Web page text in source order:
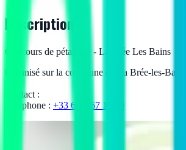
Description
Concours de pétanque - La Brée Les Bains
Organisé sur la commune de La Brée-les-Bains.
Contact :
Téléphone : +33 6 18 67 15 00